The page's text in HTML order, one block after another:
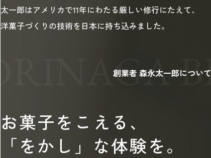
太一郎はアメリカで11年にわたる厳しい修行にたえて、
洋菓子づくりの技術を日本に持ち込みました。
創業者 森永太一郎について
お菓子をこえる、
「をかし」な体験を。